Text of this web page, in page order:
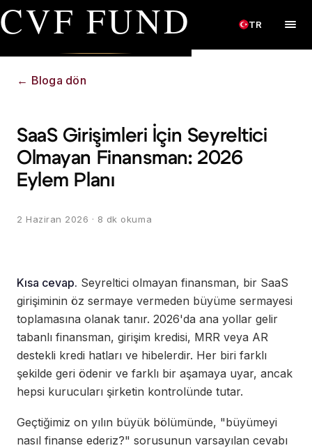
CVF FUND TR
← Bloga dön
SaaS Girişimleri İçin Seyreltici
Olmayan Finansman: 2026
Eylem Planı
2 Haziran 2026 · 8 dk okuma
Kısa cevap. Seyreltici olmayan finansman, bir SaaS
girişiminin öz sermaye vermeden büyüme sermayesi
toplamasına olanak tanır. 2026'da ana yollar gelir
tabanlı finansman, girişim kredisi, MRR veya AR
destekli kredi hatları ve hibelerdir. Her biri farklı
şekilde geri ödenir ve farklı bir aşamaya uyar, ancak
hepsi kurucuları şirketin kontrolünde tutar.
Geçtiğimiz on yılın büyük bölümünde, "büyümeyi
nasıl finanse ederiz?" sorusunun varsayılan cevabı